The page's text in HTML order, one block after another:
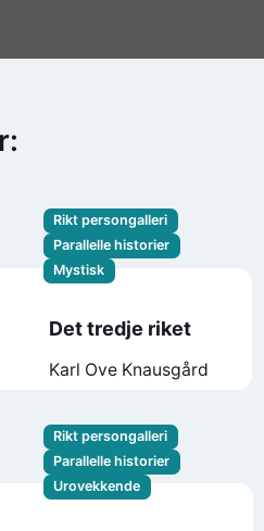
Rikt persongalleri
Parallelle historier
Mystisk
Det tredje riket
Karl Ove Knausgård
Rikt persongalleri
Parallelle historier
Urovekkende